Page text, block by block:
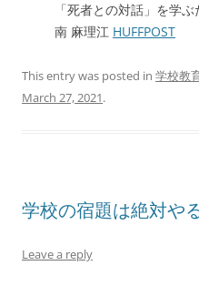
「死者との対話」を学
南 麻理江 HUFFPOST
This entry was posted in 学校教
March 27, 2021.
学校の宿題は絶対や
Leave a reply